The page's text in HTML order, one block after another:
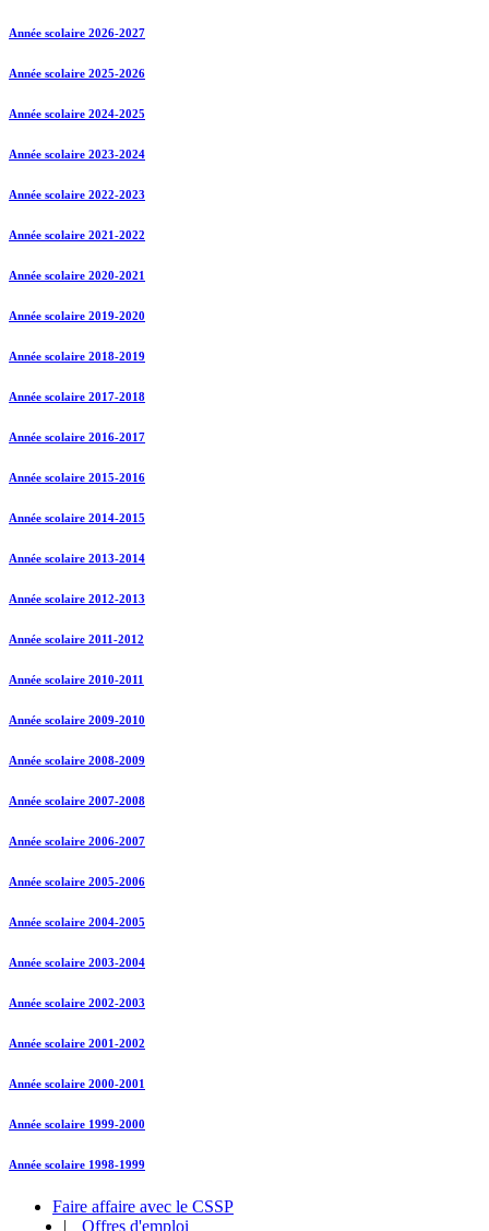
Année scolaire 2026-2027
Année scolaire 2025-2026
Année scolaire 2024-2025
Année scolaire 2023-2024
Année scolaire 2022-2023
Année scolaire 2021-2022
Année scolaire 2020-2021
Année scolaire 2019-2020
Année scolaire 2018-2019
Année scolaire 2017-2018
Année scolaire 2016-2017
Année scolaire 2015-2016
Année scolaire 2014-2015
Année scolaire 2013-2014
Année scolaire 2012-2013
Année scolaire 2011-2012
Année scolaire 2010-2011
Année scolaire 2009-2010
Année scolaire 2008-2009
Année scolaire 2007-2008
Année scolaire 2006-2007
Année scolaire 2005-2006
Année scolaire 2004-2005
Année scolaire 2003-2004
Année scolaire 2002-2003
Année scolaire 2001-2002
Année scolaire 2000-2001
Année scolaire 1999-2000
Année scolaire 1998-1999
Faire affaire avec le CSSP
Offres d'emploi